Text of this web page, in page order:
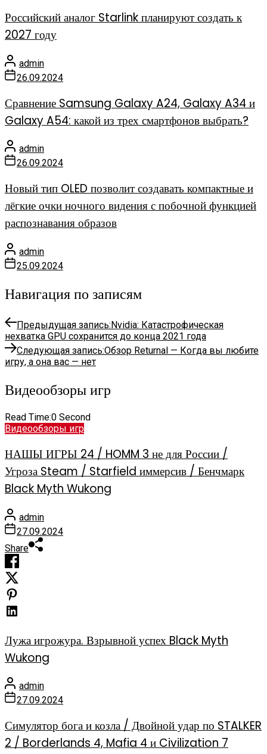
Российский аналог Starlink планируют создать к
2027 году
admin
26.09.2024
Сравнение Samsung Galaxy A24, Galaxy A34 и
Galaxy A54: какой из трех смартфонов выбрать?
admin
26.09.2024
Новый тип OLED позволит создавать компактные и
лёгкие очки ночного видения с побочной функцией
распознавания образов
admin
25.09.2024
Навигация по записям
Предыдущая запись:Nvidia: Катастрофическая
нехватка GPU сохранится до конца 2021 года
Следующая запись:Обзор Returnal — Когда вы любите
игру, а она вас — нет
Видеообзоры игр
Read Time:0 Second
Видеообзоры игр
НАШЫ ИГРЫ 24 / HOMM 3 не для России /
Угроза Steam / Starfield иммерсив / Бенчмарк
Black Myth Wukong
admin
27.09.2024
Share
Лужа игрожура. Взрывной успех Black Myth
Wukong
admin
27.09.2024
Симулятор бога и козла / Двойной удар по STALKER
2 / Borderlands 4, Mafia 4 и Civilization 7